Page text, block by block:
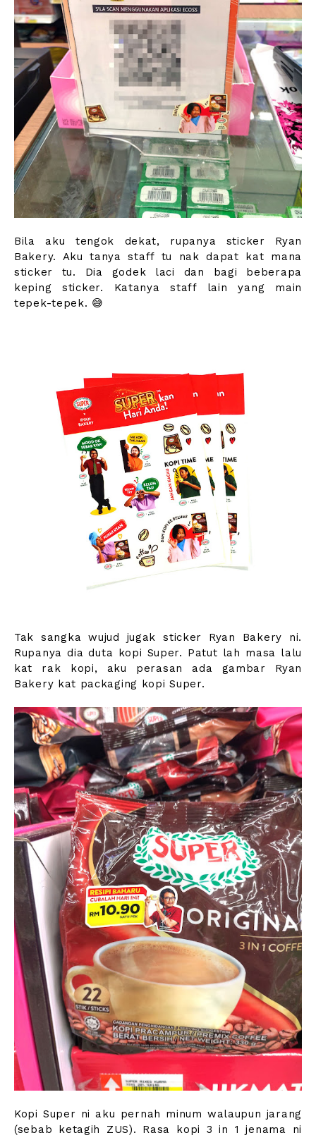
Bila aku tengok dekat, rupanya sticker Ryan
Bakery. Aku tanya staff tu nak dapat kat mana
sticker tu. Dia godek laci dan bagi beberapa
keping sticker. Katanya staff lain yang main
tepek-tepek. 😅
Tak sangka wujud jugak sticker Ryan Bakery ni.
Rupanya dia duta kopi Super. Patut lah masa lalu
kat rak kopi, aku perasan ada gambar Ryan
Bakery kat packaging kopi Super.
Kopi Super ni aku pernah minum walaupun jarang
(sebab ketagih ZUS). Rasa kopi 3 in 1 jenama ni